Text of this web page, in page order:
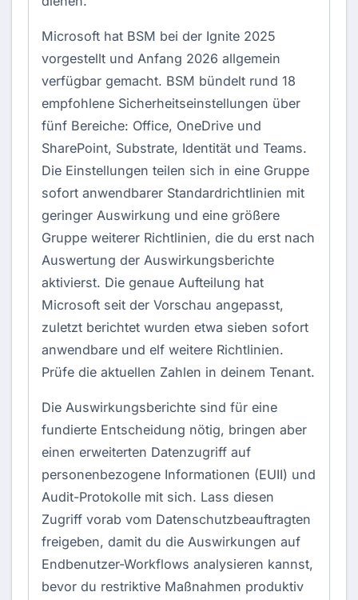
Microsoft hat BSM bei der Ignite 2025
vorgestellt und Anfang 2026 allgemein
verfügbar gemacht. BSM bündelt rund 18
empfohlene Sicherheitseinstellungen über
fünf Bereiche: Office, OneDrive und
SharePoint, Substrate, Identität und Teams.
Die Einstellungen teilen sich in eine Gruppe
sofort anwendbarer Standardrichtlinien mit
geringer Auswirkung und eine größere
Gruppe weiterer Richtlinien, die du erst nach
Auswertung der Auswirkungsberichte
aktivierst. Die genaue Aufteilung hat
Microsoft seit der Vorschau angepasst,
zuletzt berichtet wurden etwa sieben sofort
anwendbare und elf weitere Richtlinien.
Prüfe die aktuellen Zahlen in deinem Tenant.
Die Auswirkungsberichte sind für eine
fundierte Entscheidung nötig, bringen aber
einen erweiterten Datenzugriff auf
personenbezogene Informationen (EUII) und
Audit-Protokolle mit sich. Lass diesen
Zugriff vorab vom Datenschutzbeauftragten
freigeben, damit du die Auswirkungen auf
Endbenutzer-Workflows analysieren kannst,
bevor du restriktive Maßnahmen produktiv